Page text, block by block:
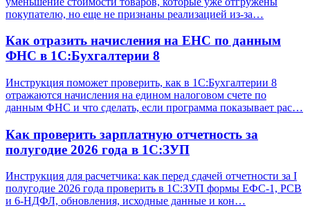
покупателю, но еще не признаны реализацией из-за…
Как отразить начисления на ЕНС по данным
ФНС в 1С:Бухгалтерии 8
Инструкция поможет проверить, как в 1С:Бухгалтерии 8
отражаются начисления на едином налоговом счете по
данным ФНС и что сделать, если программа показывает рас…
Как проверить зарплатную отчетность за
полугодие 2026 года в 1С:ЗУП
Инструкция для расчетчика: как перед сдачей отчетности за I
полугодие 2026 года проверить в 1С:ЗУП формы ЕФС-1, РСВ
и 6-НДФЛ, обновления, исходные данные и кон…